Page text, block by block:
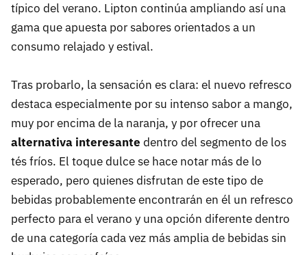
típico del verano. Lipton continúa ampliando así una
gama que apuesta por sabores orientados a un
consumo relajado y estival.
Tras probarlo, la sensación es clara: el nuevo refresco
destaca especialmente por su intenso sabor a mango,
muy por encima de la naranja, y por ofrecer una
alternativa interesante dentro del segmento de los
tés fríos. El toque dulce se hace notar más de lo
esperado, pero quienes disfrutan de este tipo de
bebidas probablemente encontrarán en él un refresco
perfecto para el verano y una opción diferente dentro
de una categoría cada vez más amplia de bebidas sin